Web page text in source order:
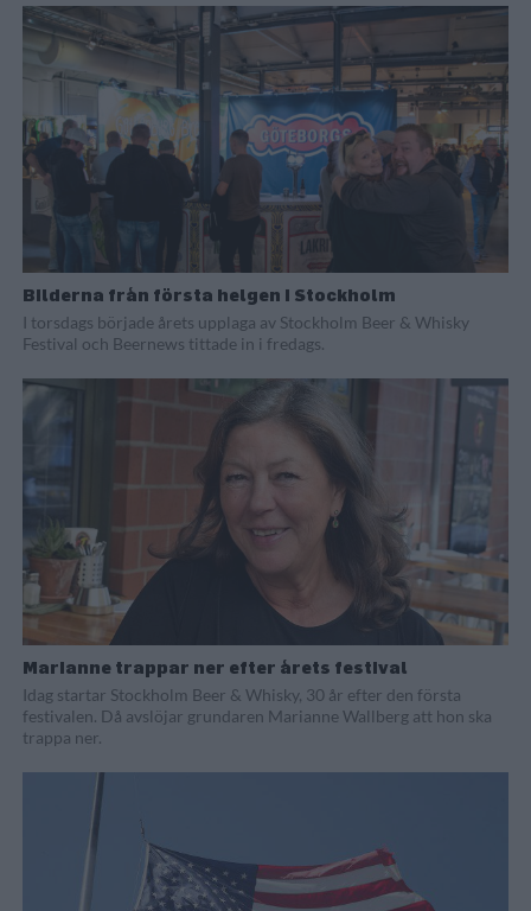
Bilderna från första helgen i Stockholm
I torsdags började årets upplaga av Stockholm Beer & Whisky
Festival och Beernews tittade in i fredags.
Marianne trappar ner efter årets festival
Idag startar Stockholm Beer & Whisky, 30 år efter den första
festivalen. Då avslöjar grundaren Marianne Wallberg att hon ska
trappa ner.